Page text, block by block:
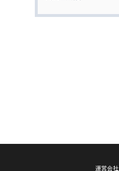
運営会社